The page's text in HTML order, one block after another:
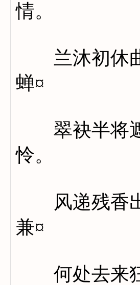
情。
兰沐初休曲
蝉¤
翠袂半将遮
怜。
风递残香出
兼¤
何处去来狂